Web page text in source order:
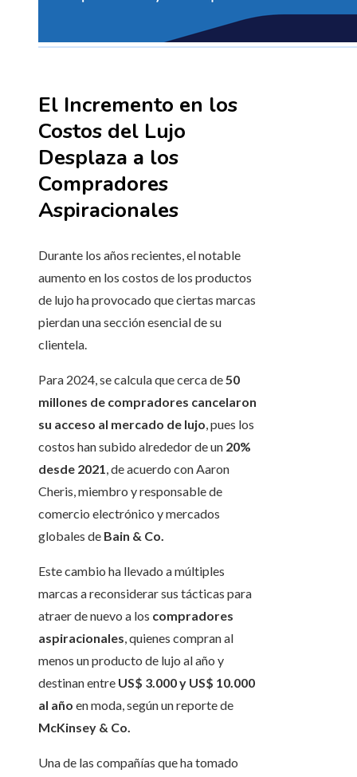
El Incremento en los
Costos del Lujo
Desplaza a los
Compradores
Aspiracionales
Durante los años recientes, el notable
aumento en los costos de los productos
de lujo ha provocado que ciertas marcas
pierdan una sección esencial de su
clientela.
Para 2024, se calcula que cerca de50
millones de compradores cancelaron
su acceso al mercado de lujo, pues los
costos han subido alrededor de un 20%
desde 2021, de acuerdo con Aaron
Cheris, miembro y responsable de
comercio electrónico y mercados
globales de Bain & Co.
Este cambio ha llevado a múltiples
marcas a reconsiderar sus tácticas para
atraer de nuevo a los compradores
aspiracionales, quienes compran al
menos un producto de lujo al año y
destinan entre US$ 3.000 y US$ 10.000
al año en moda, según un reporte de
McKinsey & Co.
Una de las compañías que ha tomado